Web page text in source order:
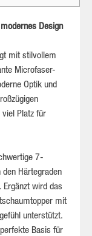
Design
mit stilvollem
Microfaser-
Optik und
Platz für
7-
Härtegraden
wird das
mit
unterstützt.
Basis für